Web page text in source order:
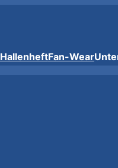
HallenheftFan-Wear